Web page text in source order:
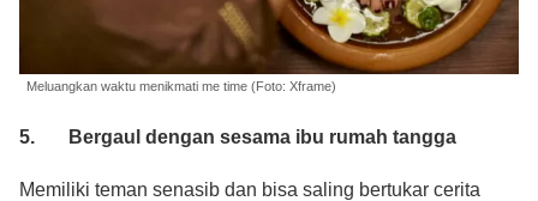
Meluangkan waktu menikmati me time (Foto: Xframe)
5. Bergaul dengan sesama ibu rumah tangga
Memiliki teman senasib dan bisa saling bertukar cerita